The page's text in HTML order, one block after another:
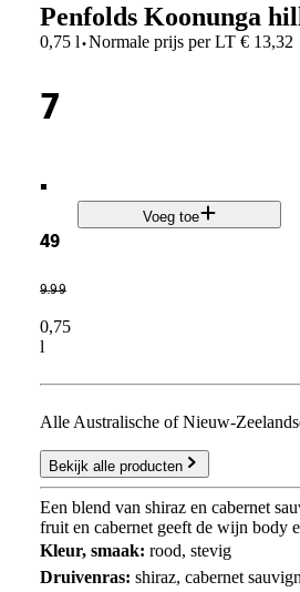
Penfolds Koonunga
0,75 l·Normale prijs per LT€ 13,32
7
.
49
9.99
0,75
l
Voeg toe
Alle Australische of Nieuw-
Bekijk alle producten
Een blend van shiraz en cabernet
fruit en cabernet geeft de wijn body
Kleur, smaak: rood, stevig
Druivenras: shiraz, cabernet